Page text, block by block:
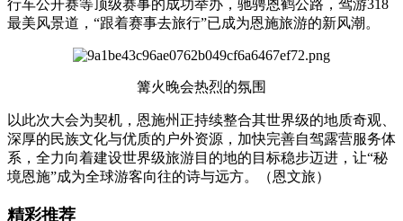
行车公开赛等顶级赛事的成功举办，驰骋恩鹤公路，驾游318
最美风景道，“跟着赛事去旅行”已成为恩施旅游的新风潮。
篝火晚会热烈的氛围
以此次大会为契机，恩施州正持续整合其世界级的地质奇观、
深厚的民族文化与优质的户外资源，加快完善自驾露营服务体
系，全力向着建设世界级旅游目的地的目标稳步迈进，让“秘
境恩施”成为全球游客向往的诗与远方。（恩文旅）
精彩推荐